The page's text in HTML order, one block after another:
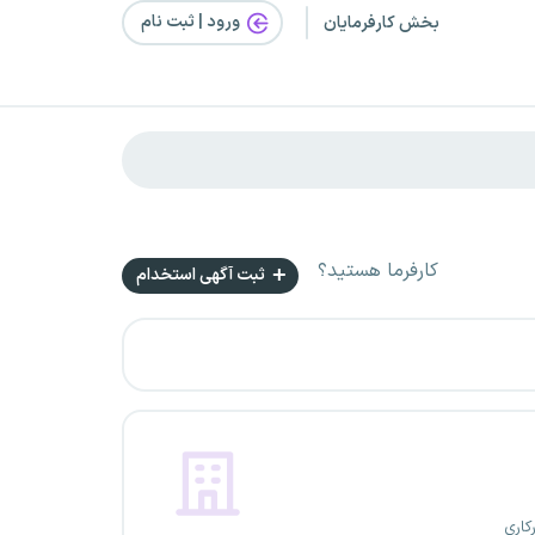
بخش کارفرمایان ورود | ثبت‌ نام
کارفرما هستید؟ ثبت آگهی استخدام